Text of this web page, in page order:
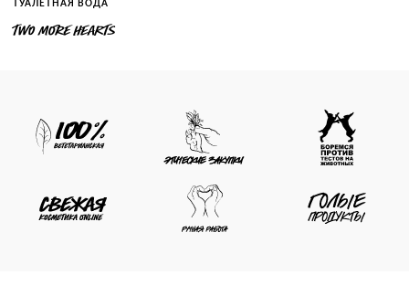
ТУАЛЕТНАЯ ВОДА
TWO MORE HEARTS